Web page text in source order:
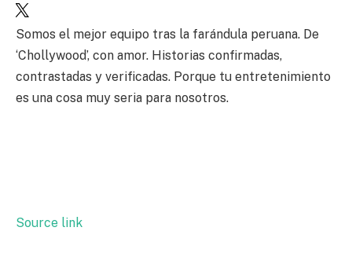
Somos el mejor equipo tras la farándula peruana. De
‘Chollywood’, con amor. Historias confirmadas,
contrastadas y verificadas. Porque tu entretenimiento
es una cosa muy seria para nosotros.
Source link